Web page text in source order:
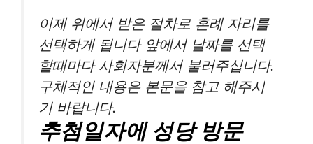
이제 위에서 받은 절차로 혼례 자리를
선택하게 됩니다 앞에서 날짜를 선택
할때마다 사회자분께서 불러주십니다.
구체적인 내용은 본문을 참고 해주시
기 바랍니다.
추첨일자에 성당 방문